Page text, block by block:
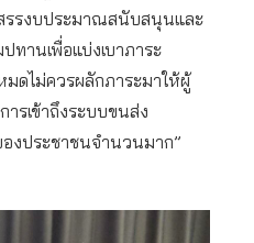
รรงบประมาณสนับสนุนและ
ทานเพื่อแบ่งเบาภาระ
ดไม่ควรผลักภาระมาให้ผู้
รเข้าถึงระบบขนส่ง
งประชาชนจำนวนมาก”